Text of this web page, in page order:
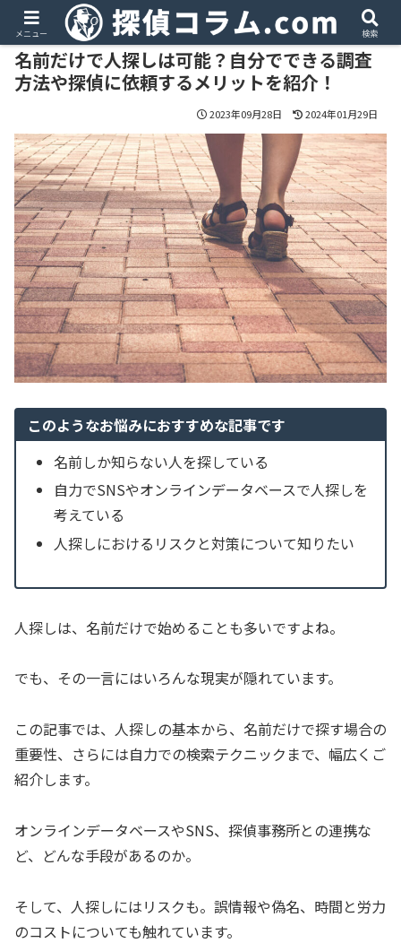
PR
名前だけで人探しは可能？自分でできる調査
方法や探偵に依頼するメリットを紹介！
2023年09月28日 2024年01月29日
このようなお悩みにおすすめな記事です
名前しか知らない人を探している
自力でSNSやオンラインデータベースで人探しを
考えている
人探しにおけるリスクと対策について知りたい
人探しは、名前だけで始めることも多いですよね。
でも、その一言にはいろんな現実が隠れています。
この記事では、人探しの基本から、名前だけで探す場合の
重要性、さらには自力での検索テクニックまで、幅広くご
紹介します。
オンラインデータベースやSNS、探偵事務所との連携な
ど、どんな手段があるのか。
そして、人探しにはリスクも。誤情報や偽名、時間と労力
のコストについても触れています。
メニュー 検索